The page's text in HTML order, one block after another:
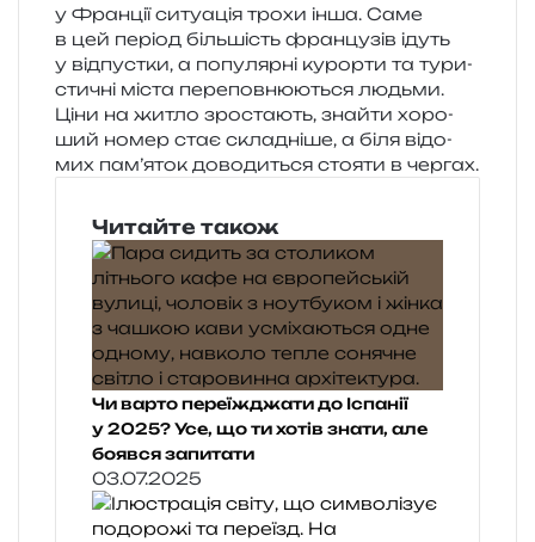
у Франції ситу­а­ція трохи інша. Саме
в цей пері­од біль­шість фран­цу­зів ідуть
у від­пус­тки, а попу­ляр­ні курор­ти та тури­
сти­чні міста пере­пов­ню­ю­ться людьми.
Ціни на житло зро­ста­ють, зна­йти хоро­
ший номер стає скла­дні­ше, а біля відо­
мих пам’яток дово­ди­ться сто­я­ти в чергах.
Читайте також
Чи варто переїжджати до Іспанії
у 2025? Усе, що ти хотів знати, але
боявся запитати
03.07.2025